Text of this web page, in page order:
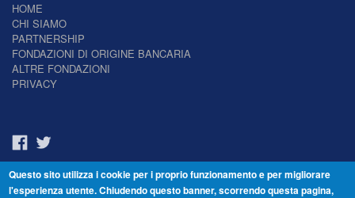
HOME
CHI SIAMO
PARTNERSHIP
FONDAZIONI DI ORIGINE BANCARIA
ALTRE FONDAZIONI
PRIVACY
Il Giornale delle Fondazioni - Periodico telematico
Reg. Tribunale n.7 del 22/07/2014 – ISSN 2421-2466
Questo sito utilizza i cookie per i proprio funzionamento e per migliorare
l'esperienza utente. Chiudendo questo banner, scorrendo questa pagina,